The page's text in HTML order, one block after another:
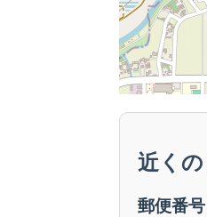
近く
郵便番